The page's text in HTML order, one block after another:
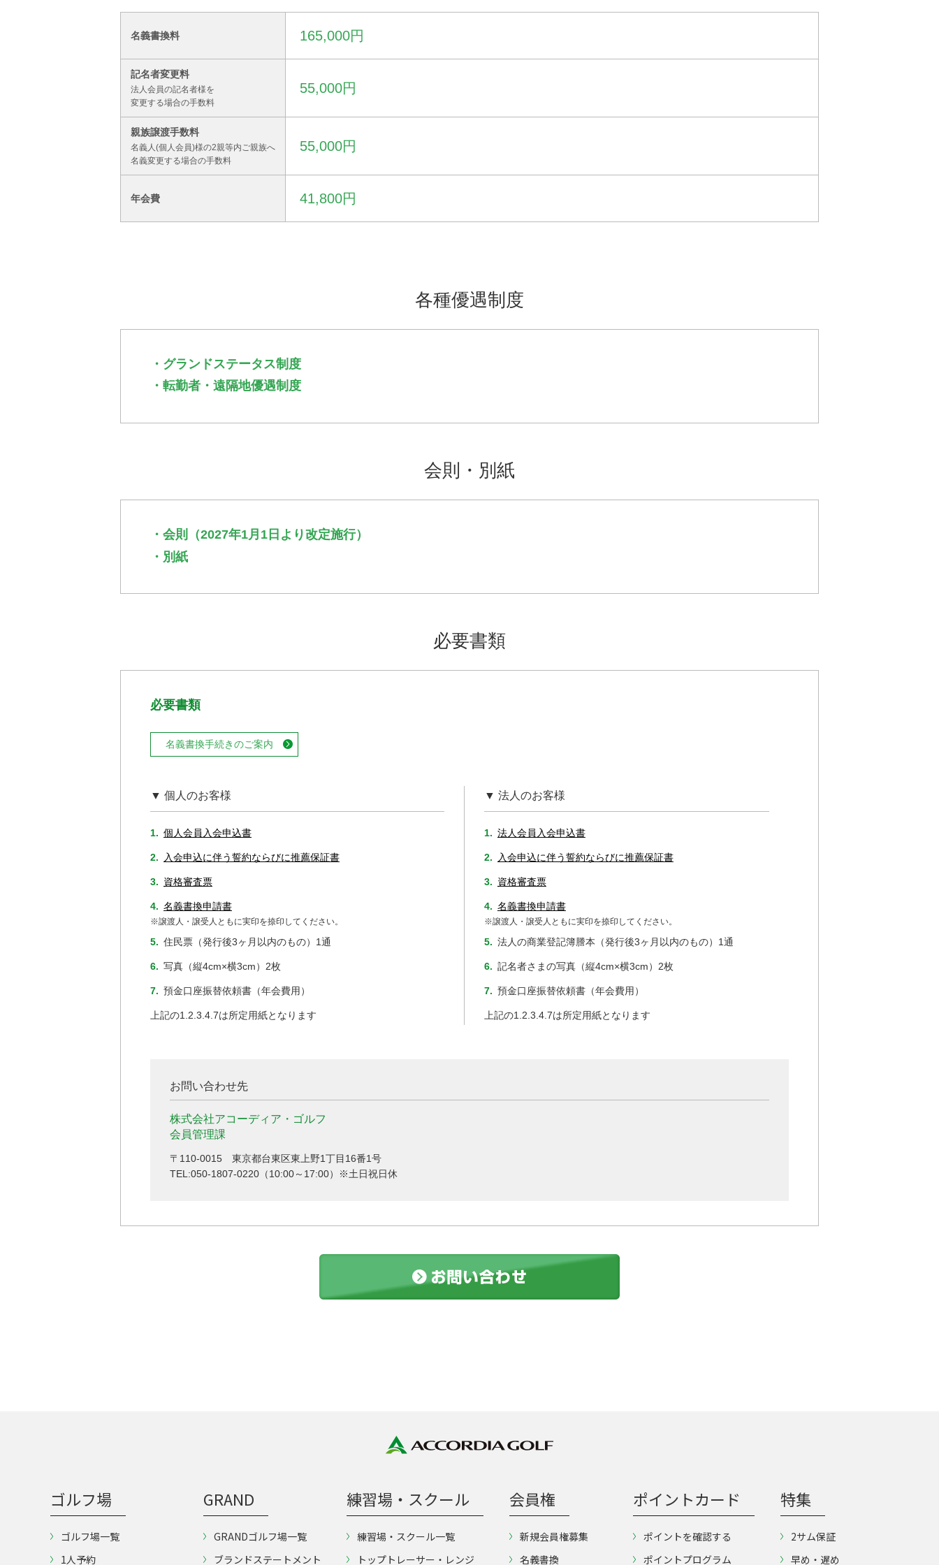
名義書換料 165,000円
記名者変更料
法人会員の記名者様を
変更する場合の手数料
55,000円
親族譲渡手数料
名義人(個人会員)様の2親等内ご親族へ
名義変更する場合の手数料
55,000円
年会費 41,800円
各種優遇制度
・グランドステータス制度
・転勤者・遠隔地優遇制度
会則・別紙
・会則（2027年1月1日より改定施行）
・別紙
必要書類
必要書類
名義書換手続きのご案内
▼ 個人のお客様
1. 個人会員入会申込書
2. 入会申込に伴う誓約ならびに推薦保証書
3. 資格審査票
4. 名義書換申請書
※譲渡人・譲受人ともに実印を捺印してください。
5. 住民票（発行後3ヶ月以内のもの）1通
6. 写真（縦4cm×横3cm）2枚
7. 預金口座振替依頼書（年会費用）
上記の1.2.3.4.7は所定用紙となります
▼ 法人のお客様
1. 法人会員入会申込書
2. 入会申込に伴う誓約ならびに推薦保証書
3. 資格審査票
4. 名義書換申請書
※譲渡人・譲受人ともに実印を捺印してください。
5. 法人の商業登記簿謄本（発行後3ヶ月以内のもの）1通
6. 記名者さまの写真（縦4cm×横3cm）2枚
7. 預金口座振替依頼書（年会費用）
上記の1.2.3.4.7は所定用紙となります
お問い合わせ先
株式会社アコーディア・ゴルフ
会員管理課
〒110-0015 東京都台東区東上野1丁目16番1号
TEL:050-1807-0220（10:00～17:00）※土日祝日休
ゴルフ場
ゴルフ場一覧
1人予約
GRAND
GRANDゴルフ場一覧
ブランドステートメント
練習場・スクール
練習場・スクール一覧
トップトレーサー・レンジ
会員権
新規会員権募集
名義書換
ポイントカード
ポイントを確認する
ポイントプログラム
特集
2サム保証
早め・遅め